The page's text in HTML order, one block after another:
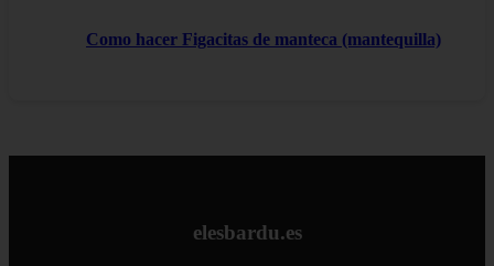
Como hacer Figacitas de manteca (mantequilla)
elesbardu.es